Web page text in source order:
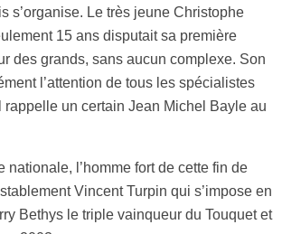
s’organise. Le très jeune Christophe
15 ans disputait sa première
des grands, sans aucun complexe. Son
l’attention de tous les spécialistes
un certain Jean Michel Bayle au
nationale, l’homme fort de cette fin de
Vincent Turpin qui s’impose en
Bethys le triple vainqueur du Touquet et